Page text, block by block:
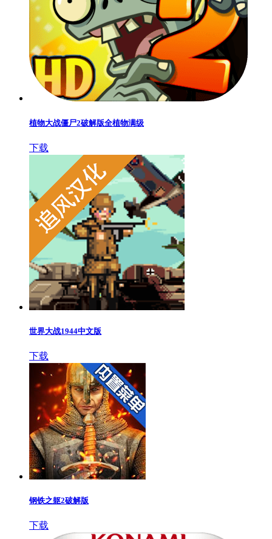
植物大战僵尸2破解版全植物满级
下载
世界大战1944中文版
下载
钢铁之躯2破解版
下载